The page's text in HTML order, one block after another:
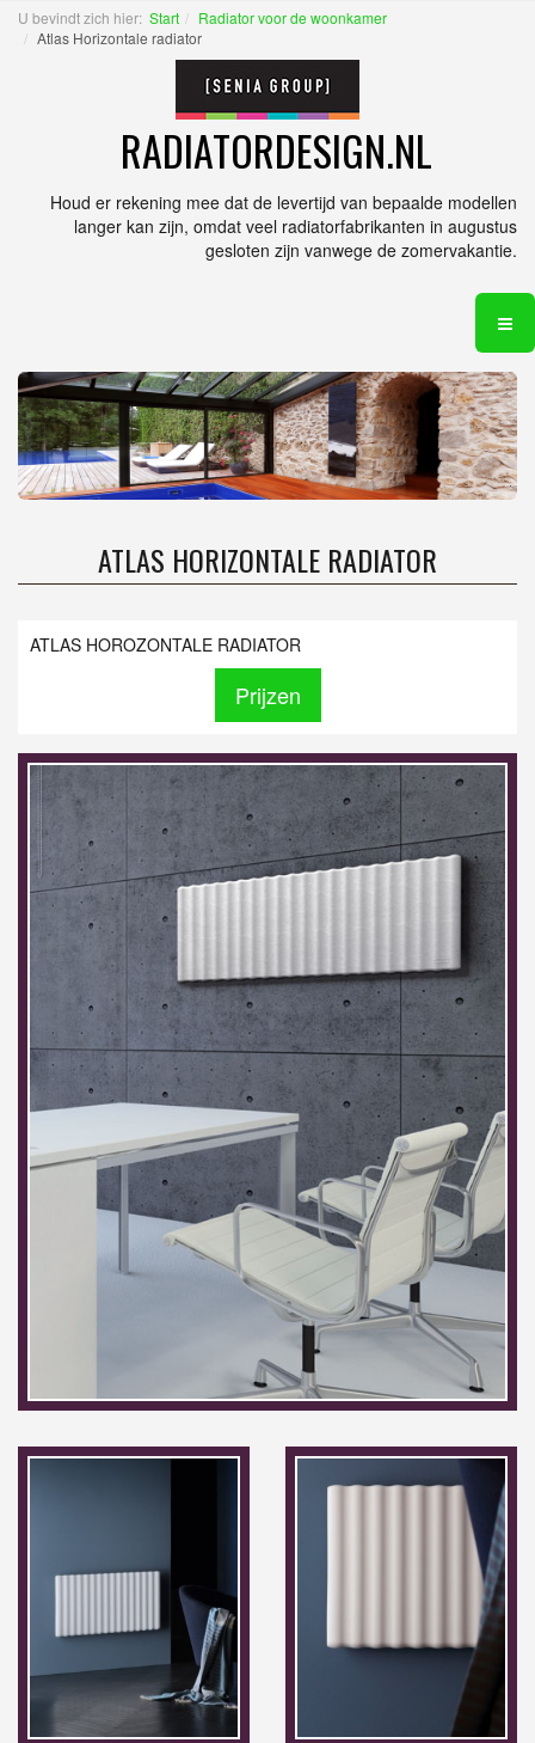
U bevindt zich hier: Start
Radiator voor de woonkamer
Atlas Horizontale radiator
RADIATORDESIGN.NL
Houd er rekening mee dat de levertijd van bepaalde modellen
langer kan zijn, omdat veel radiatorfabrikanten in augustus
gesloten zijn vanwege de zomervakantie.
ATLAS HORIZONTALE RADIATOR
ATLAS HOROZONTALE RADIATOR
Prijzen